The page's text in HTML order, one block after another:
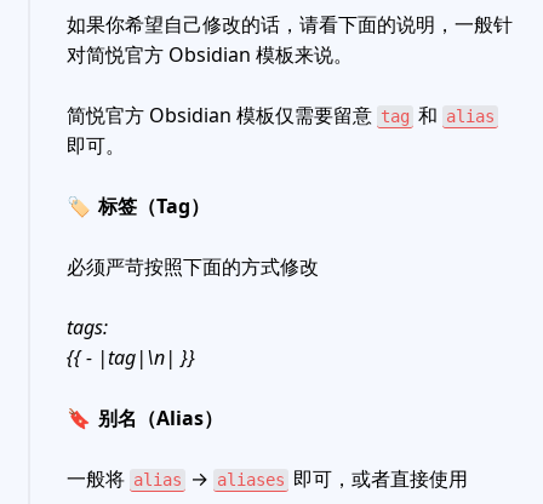
如果你希望自己修改的话，请看下面的说明，一般针
对简悦官方 Obsidian 模板来说。
简悦官方 Obsidian 模板仅需要留意 tag 和 alias
即可。
🏷 标签（Tag）
必须严苛按照下面的方式修改
tags:
{{ - |tag|\n| }}
🔖 别名（Alias）
一般将 alias → aliases 即可，或者直接使用